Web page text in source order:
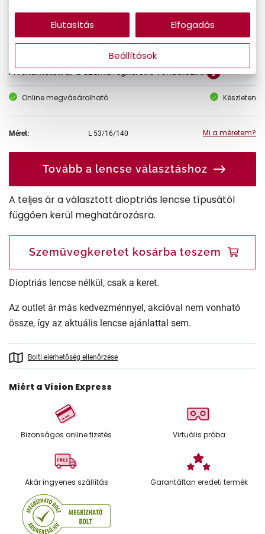
33.990 Ft
Akciós ár: 16.995 Ft
A feltűntetett ár a szemüvegkeretre vonatkozik.
Online megvásárolható Készleten
Méret: L 53/16/140 Mi a méretem?
Tovább a lencse választáshoz
A teljes ár a választott dioptriás lencse típusától
függően kerül meghatározásra.
Szemüvegkeretet kosárba teszem
Dioptriás lencse nélkül, csak a keret.
Az outlet ár más kedvezménnyel, akcióval nem vonható
össze, így az aktuális lencse ajánlattal sem.
Bolti elérhetőség ellenőrzése
Miért a Vision Express
Bizonságos online fizetés Virtuális próba
Akár ingyenes szállítás Garantáltan eredeti termék
Beállítások
Elutasítás Elfogadás